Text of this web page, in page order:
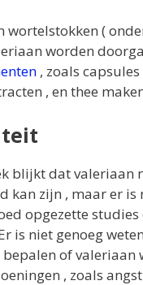
wortelstokken (
worden
, zoals
, en thee
blijkt dat valeriaan
kan zijn , maar er is
opgezette
is niet genoeg
of valeriaan
, zoals